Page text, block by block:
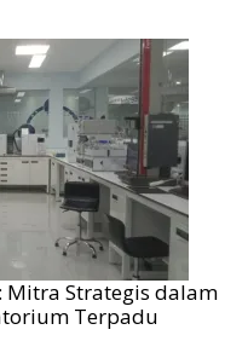
Mitra Strategis dalam
Terpadu